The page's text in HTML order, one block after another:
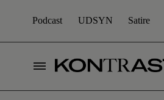
Podcast UDSYN Satire